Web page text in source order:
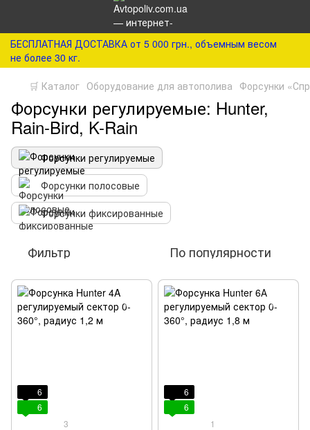
БЕСПЛАТНАЯ ДОСТАВКА от 5 000 грн., объемным весом
не более 30 кг.
🛒 Каталог Оборудование для автополива Форсунки
Форсунки регулируемые: Hunter,
Rain-Bird, K-Rain
Форсунки регулируемые
Форсунки полосовые
Форсунки фиксированные
Фильтр По популярности
6
6
3
6
6
1